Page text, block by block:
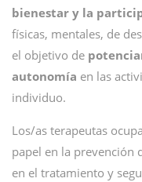
bienestar y la
físicas, mentales, de
el objetivo de
autonomía en las
individuo.
Los/as terapeutas
papel en la prevención
en el tratamiento y